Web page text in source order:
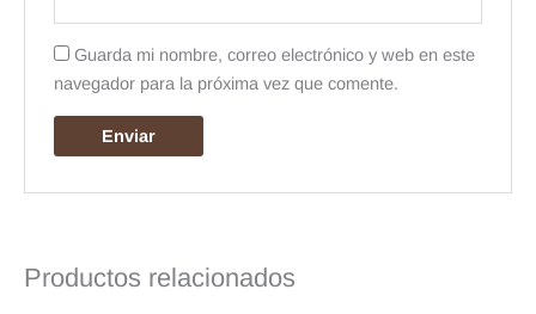
Guarda mi nombre, correo electrónico y web en este
navegador para la próxima vez que comente.
Productos relacionados